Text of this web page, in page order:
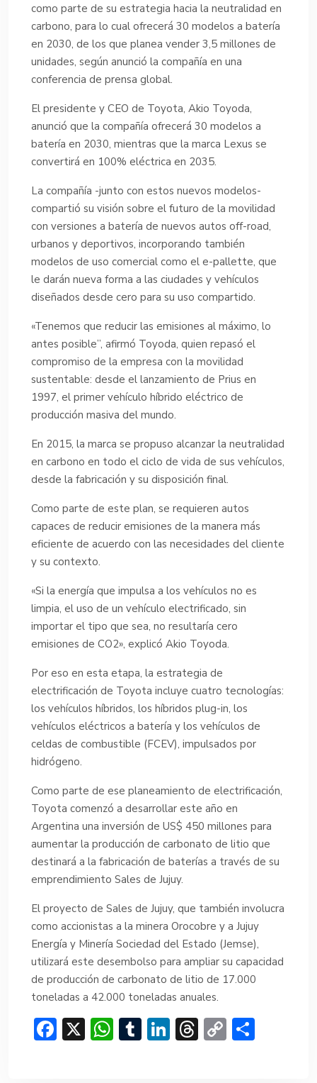
como parte de su estrategia hacia la neutralidad en
carbono, para lo cual ofrecerá 30 modelos a batería
en 2030, de los que planea vender 3,5 millones de
unidades, según anunció la compañía en una
conferencia de prensa global.
El presidente y CEO de Toyota, Akio Toyoda,
anunció que la compañía ofrecerá 30 modelos a
batería en 2030, mientras que la marca Lexus se
convertirá en 100% eléctrica en 2035.
La compañía -junto con estos nuevos modelos-
compartió su visión sobre el futuro de la movilidad
con versiones a batería de nuevos autos off-road,
urbanos y deportivos, incorporando también
modelos de uso comercial como el e-pallette, que
le darán nueva forma a las ciudades y vehículos
diseñados desde cero para su uso compartido.
«Tenemos que reducir las emisiones al máximo, lo
antes posible”, afirmó Toyoda, quien repasó el
compromiso de la empresa con la movilidad
sustentable: desde el lanzamiento de Prius en
1997, el primer vehículo híbrido eléctrico de
producción masiva del mundo.
En 2015, la marca se propuso alcanzar la neutralidad
en carbono en todo el ciclo de vida de sus vehículos,
desde la fabricación y su disposición final.
Como parte de este plan, se requieren autos
capaces de reducir emisiones de la manera más
eficiente de acuerdo con las necesidades del cliente
y su contexto.
«Si la energía que impulsa a los vehículos no es
limpia, el uso de un vehículo electrificado, sin
importar el tipo que sea, no resultaría cero
emisiones de CO2», explicó Akio Toyoda.
Por eso en esta etapa, la estrategia de
electrificación de Toyota incluye cuatro tecnologías:
los vehículos híbridos, los híbridos plug-in, los
vehículos eléctricos a batería y los vehículos de
celdas de combustible (FCEV), impulsados por
hidrógeno.
Como parte de ese planeamiento de electrificación,
Toyota comenzó a desarrollar este año en
Argentina una inversión de US$ 450 millones para
aumentar la producción de carbonato de litio que
destinará a la fabricación de baterías a través de su
emprendimiento Sales de Jujuy.
El proyecto de Sales de Jujuy, que también involucra
como accionistas a la minera Orocobre y a Jujuy
Energía y Minería Sociedad del Estado (Jemse),
utilizará este desembolso para ampliar su capacidad
de producción de carbonato de litio de 17.000
toneladas a 42.000 toneladas anuales.
F X W T Li T C